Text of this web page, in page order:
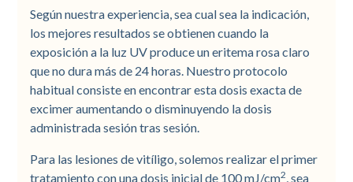
Según nuestra experiencia, sea cual sea la indicación,
los mejores resultados se obtienen cuando la
exposición a la luz UV produce un eritema rosa claro
que no dura más de 24 horas. Nuestro protocolo
habitual consiste en encontrar esta dosis exacta de
excimer aumentando o disminuyendo la dosis
administrada sesión tras sesión.
Para las lesiones de vitíligo, solemos realizar el primer
tratamiento con una dosis inicial de 100 mJ/cm2, sea